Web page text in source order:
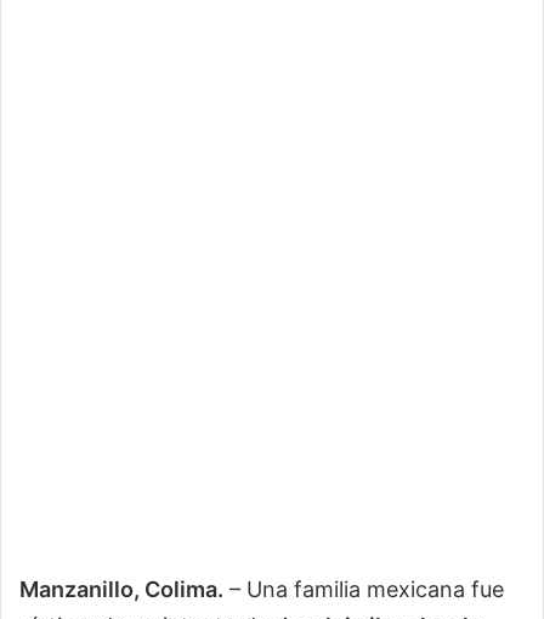
Manzanillo, Colima. – Una familia mexicana fue